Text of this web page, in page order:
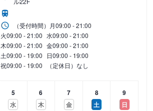
（受付時間） 月09:00 - 21:00
火09:00 - 21:00 水09:00 - 21:00
木09:00 - 21:00 金09:00 - 21:00
土09:00 - 19:00 日09:00 - 19:00
祝09:00 - 19:00 （定休日）なし
5
水
6
木
7
金
8
土
9
日